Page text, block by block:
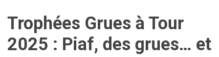
Trophées Grues à Tour
2025 : Piaf, des grues… et